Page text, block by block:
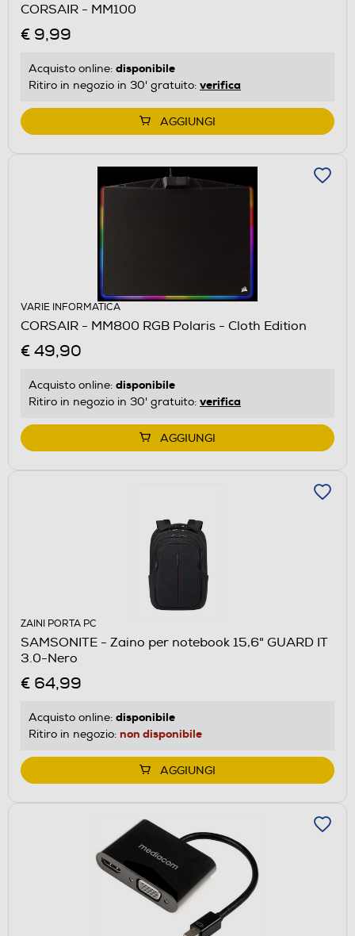
CORSAIR - MM100
€ 9,99
Acquisto online: disponibile
Ritiro in negozio in 30' gratuito: verifica
AGGIUNGI
VARIE INFORMATICA
CORSAIR - MM800 RGB Polaris - Cloth Edition
€ 49,90
Acquisto online: disponibile
Ritiro in negozio in 30' gratuito: verifica
AGGIUNGI
ZAINI PORTA PC
SAMSONITE - Zaino per notebook 15,6" GUARD IT
3.0-Nero
€ 64,99
Acquisto online: disponibile
Ritiro in negozio: non disponibile
AGGIUNGI